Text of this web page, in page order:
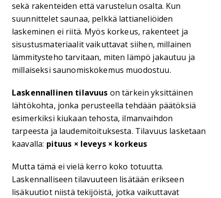
sekä rakenteiden että varustelun osalta. Kun
suunnittelet saunaa, pelkkä lattianeliöiden
laskeminen ei riitä. Myös korkeus, rakenteet ja
sisustusmateriaalit vaikuttavat siihen, millainen
lämmitysteho tarvitaan, miten lämpö jakautuu ja
millaiseksi saunomiskokemus muodostuu.
Laskennallinen tilavuus on tärkein yksittäinen
lähtökohta, jonka perusteella tehdään päätöksiä
esimerkiksi kiukaan tehosta, ilmanvaihdon
tarpeesta ja laudemitoituksesta. Tilavuus lasketaan
kaavalla: pituus × leveys × korkeus
Mutta tämä ei vielä kerro koko totuutta.
Laskennalliseen tilavuuteen lisätään erikseen
lisäkuutiot niistä tekijöistä, jotka vaikuttavat